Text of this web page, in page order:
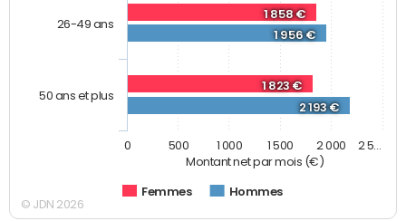
Montant net par mois (€)
1 858 €
1 823 €
1 956 €
2 193 €
Femmes Hommes
26-49 ans
50 ans et plus
0 500 1 000 1 500 2 000 2 5…
© JDN 2026